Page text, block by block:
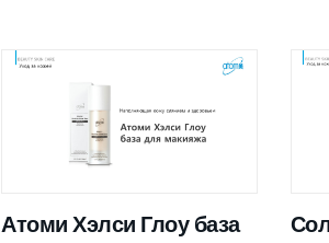
Атоми Хэлси Глоу база